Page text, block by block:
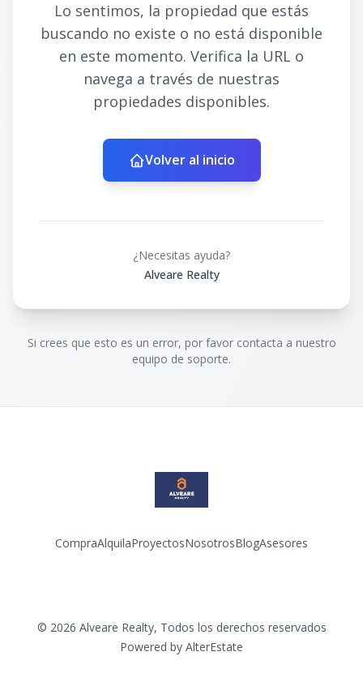
Lo sentimos, la propiedad que estás
buscando no existe o no está disponible
en este momento. Verifica la URL o
navega a través de nuestras
propiedades disponibles.
Volver al inicio
¿Necesitas ayuda?
Alveare Realty
Si crees que esto es un error, por favor contacta a nuestro
equipo de soporte.
CompraAlquilaProyectosNosotrosBlogAsesores
© 2026 Alveare Realty, Todos los derechos reservados
Powered by AlterEstate